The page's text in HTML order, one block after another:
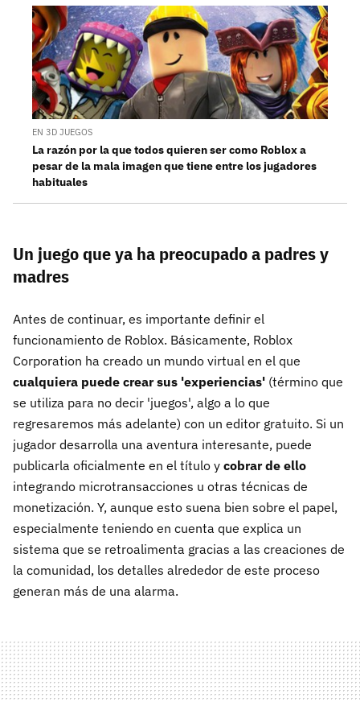
EN 3D JUEGOS
La razón por la que todos quieren ser como Roblox a
pesar de la mala imagen que tiene entre los jugadores
habituales
Un juego que ya ha preocupado a padres y
madres
Antes de continuar, es importante definir el
funcionamiento de Roblox. Básicamente, Roblox
Corporation ha creado un mundo virtual en el que
cualquiera puede crear sus 'experiencias' (término que
se utiliza para no decir 'juegos', algo a lo que
regresaremos más adelante) con un editor gratuito. Si un
jugador desarrolla una aventura interesante, puede
publicarla oficialmente en el título y cobrar de ello
integrando microtransacciones u otras técnicas de
monetización. Y, aunque esto suena bien sobre el papel,
especialmente teniendo en cuenta que explica un
sistema que se retroalimenta gracias a las creaciones de
la comunidad, los detalles alrededor de este proceso
generan más de una alarma.